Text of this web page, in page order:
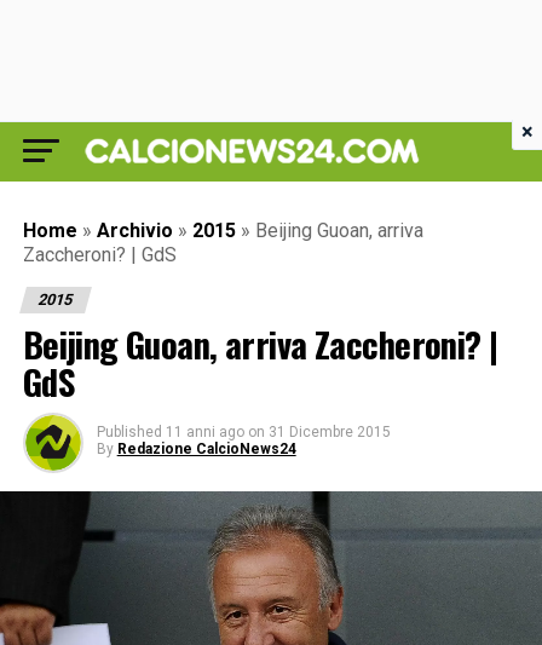
Home » Archivio » 2015 » Beijing Guoan, arriva
Zaccheroni? | GdS
2015
Beijing Guoan, arriva Zaccheroni? |
GdS
Published 11 anni ago on 31 Dicembre 2015
By Redazione CalcioNews24
×